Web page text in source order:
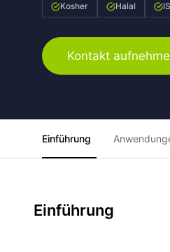
Kosher Halal
Kontakt
Einführung
Einführung